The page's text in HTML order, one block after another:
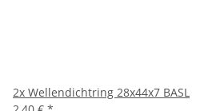
2x Wellendichtring 28x44x7 BASL